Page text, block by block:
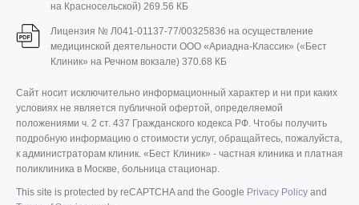
на Красносельской) 269.56 КБ
Лицензия № Л041-01137-77/00325836 на осуществление
медицинской деятельности ООО «Ариадна-Классик» («Бест
Клиник» на Речном вокзале) 370.68 КБ
Сайт носит исключительно информационный характер и ни при каких
условиях не является публичной офертой, определяемой
положениями ч. 2 ст. 437 Гражданского кодекса РФ. Чтобы получить
подробную информацию о стоимости услуг, обращайтесь, пожалуйста,
к администраторам клиник. «Бест Клиник» - частная клиника и платная
поликлиника в Москве, больница стационар.
This site is protected by reCAPTCHA and the Google Privacy Policy and